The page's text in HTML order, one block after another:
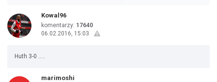
Kowal96
komentarzy: 17640
06.02.2016, 15:03
Huth 3-0 .....
marimoshi